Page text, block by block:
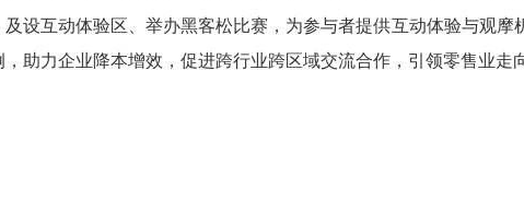
设互动体验区、举办黑客松比赛，为参与者提供互动体验与观
助力企业降本增效，促进跨行业跨区域交流合作，引领零售业走